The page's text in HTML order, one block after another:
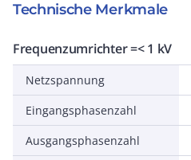
Technische Merkmale
Frequenzumrichter =< 1 kV
Netzspannung
Eingangsphasenzahl
Ausgangsphasenzahl